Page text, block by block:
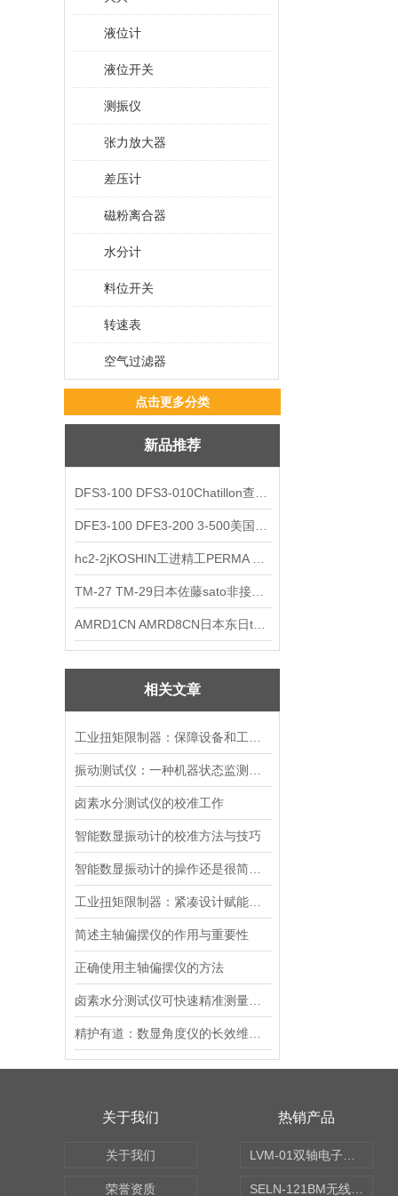
液位计
液位开关
测振仪
张力放大器
差压计
磁粉离合器
水分计
料位开关
转速表
空气过滤器
点击更多分类
新品推荐
相关文章
卤素水分测试仪的校准工作
智能数显振动计的校准方法与技巧
简述主轴偏摆仪的作用与重要性
正确使用主轴偏摆仪的方法
关于我们
关于我们
荣誉资质
热销产品